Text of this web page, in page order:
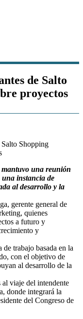
de Salto
proyectos
una reunión
una instancia de
al desarrollo y la
gerente general de
quienes
a futuro y
y
trabajo basada en la
con el objetivo de
al desarrollo de la
al viaje del intendente
donde integrará la
del Congreso de